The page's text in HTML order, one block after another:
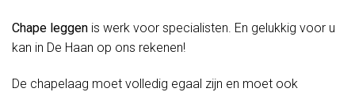
Chape leggen is werk voor specialisten. En gelukkig voor u
kan in De Haan op ons rekenen!
De chapelaag moet volledig egaal zijn en moet ook